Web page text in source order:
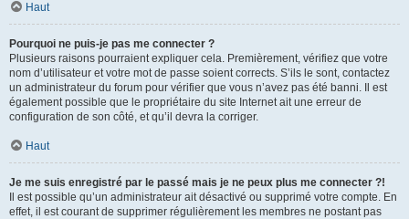
Haut
Pourquoi ne puis-je pas me connecter ?
Plusieurs raisons pourraient expliquer cela. Premièrement, vérifiez que votre
nom d’utilisateur et votre mot de passe soient corrects. S’ils le sont, contactez
un administrateur du forum pour vérifier que vous n’avez pas été banni. Il est
également possible que le propriétaire du site Internet ait une erreur de
configuration de son côté, et qu’il devra la corriger.
Haut
Je me suis enregistré par le passé mais je ne peux plus me connecter ?!
Il est possible qu’un administrateur ait désactivé ou supprimé votre compte. En
effet, il est courant de supprimer régulièrement les membres ne postant pas